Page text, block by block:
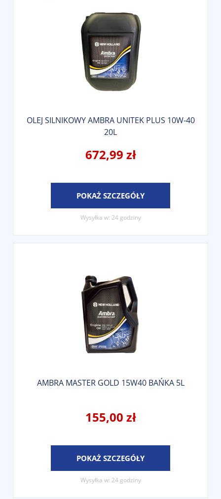
OLEJ SILNIKOWY AMBRA UNITEK PLUS 10W-40
20L
672,99 zł
POKAŻ SZCZEGÓŁY
Wysyłka w: 24 godziny
AMBRA MASTER GOLD 15W40 BAŃKA 5L
155,00 zł
POKAŻ SZCZEGÓŁY
Wysyłka w: 24 godziny